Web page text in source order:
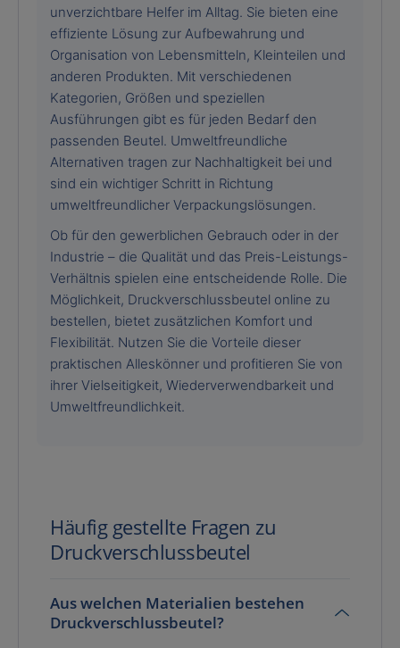
unverzichtbare Helfer im Alltag. Sie bieten eine
effiziente Lösung zur Aufbewahrung und
Organisation von Lebensmitteln, Kleinteilen und
anderen Produkten. Mit verschiedenen
Kategorien, Größen und speziellen
Ausführungen gibt es für jeden Bedarf den
passenden Beutel. Umweltfreundliche
Alternativen tragen zur Nachhaltigkeit bei und
sind ein wichtiger Schritt in Richtung
umweltfreundlicher Verpackungslösungen.
Ob für den gewerblichen Gebrauch oder in der
Industrie – die Qualität und das Preis-Leistungs-
Verhältnis spielen eine entscheidende Rolle. Die
Möglichkeit, Druckverschlussbeutel online zu
bestellen, bietet zusätzlichen Komfort und
Flexibilität. Nutzen Sie die Vorteile dieser
praktischen Alleskönner und profitieren Sie von
ihrer Vielseitigkeit, Wiederverwendbarkeit und
Umweltfreundlichkeit.
Häufig gestellte Fragen zu
Druckverschlussbeutel
Aus welchen Materialien bestehen
Druckverschlussbeutel?